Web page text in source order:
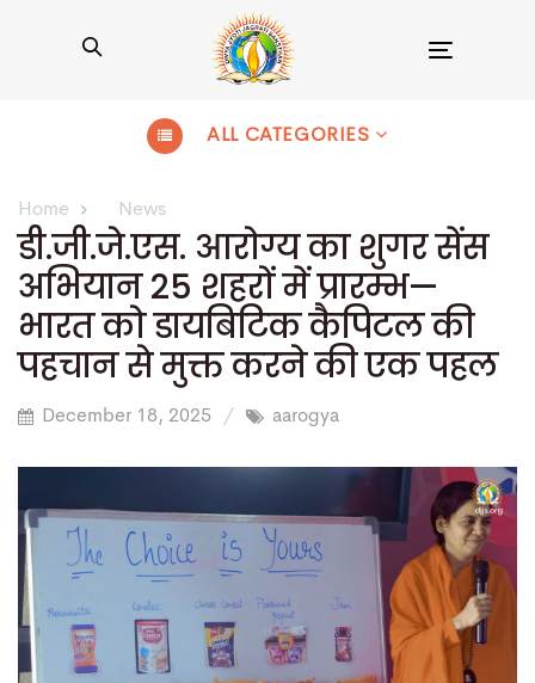
ALL CATEGORIES
Home News
डी.जी.जे.एस. आरोग्य का शुगर सेंस
अभियान 25 शहरों में प्रारम्भ—
भारत को डायबिटिक कैपिटल की
पहचान से मुक्त करने की एक पहल
December 18, 2025 aarogya